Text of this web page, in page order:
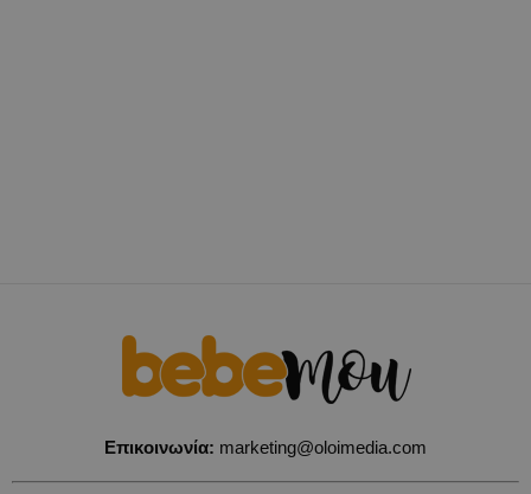
Επικοινωνία: marketing@oloimedia.com